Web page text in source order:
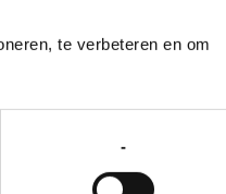
te verbeteren en om
-
for more